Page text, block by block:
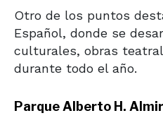
Otro de los puntos
Español, donde se
culturales, obras
durante todo el año.
Parque Alberto H.